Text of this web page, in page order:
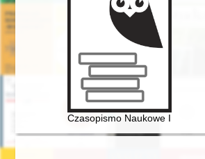
Czasopismo Naukowe